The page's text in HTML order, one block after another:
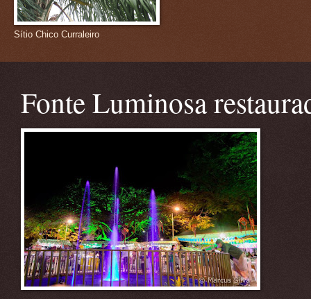
Sítio Chico Curraleiro
Fonte Luminosa